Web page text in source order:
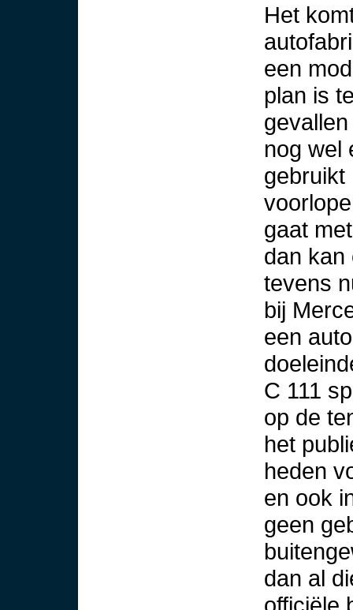
Het
een
plan is
nog wel
gebruikt
gaat
dan kan
tevens
bij
een
C 111
op de
het
heden
en ook
geen
dan al
officiële